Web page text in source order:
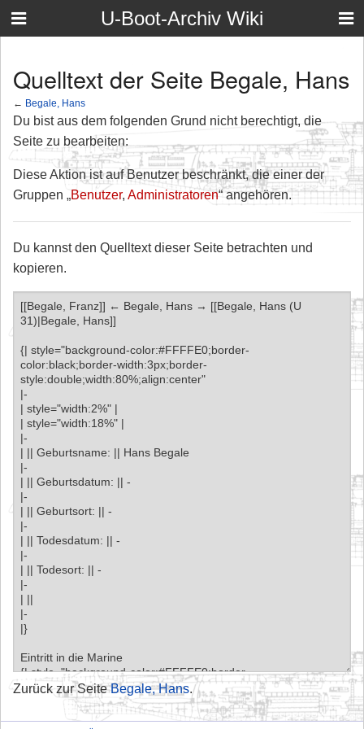
U-Boot-Archiv Wiki
Quelltext der Seite Begale, Hans
← Begale, Hans
Du bist aus dem folgenden Grund nicht berechtigt, die
Seite zu bearbeiten:
Diese Aktion ist auf Benutzer beschränkt, die einer der
Gruppen „Benutzer, Administratoren“ angehören.
Du kannst den Quelltext dieser Seite betrachten und
kopieren.
Zurück zur SeiteBegale, Hans.